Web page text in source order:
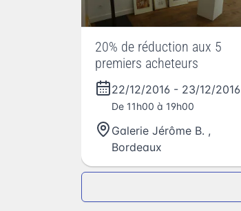
20% de réduction aux 5
premiers acheteurs
22/12/2016 - 23/12/2016
De 11h00 à 19h00
Galerie Jérôme B. ,
Bordeaux